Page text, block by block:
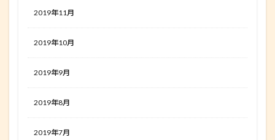
2019年11月
2019年10月
2019年9月
2019年8月
2019年7月